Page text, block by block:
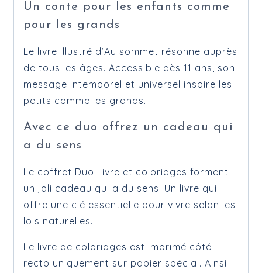
Un conte pour les enfants comme
pour les grands
Le livre illustré d’Au sommet résonne auprès
de tous les âges. Accessible dès 11 ans, son
message intemporel et universel inspire les
petits comme les grands.
Avec ce duo offrez un cadeau qui
a du sens
Le coffret Duo Livre et coloriages forment
un joli cadeau qui a du sens. Un livre qui
offre une clé essentielle pour vivre selon les
lois naturelles.
Le livre de coloriages est imprimé côté
recto uniquement sur papier spécial. Ainsi